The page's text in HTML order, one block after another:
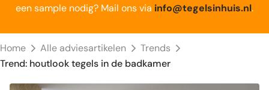
een sample nodig? Mail ons via info@tegelsinhuis.nl.
Home Alle adviesartikelen
Trends
Trend: houtlook tegels in de badkamer